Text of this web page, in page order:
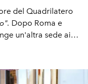
del Quadrilatero
Dopo Roma e
un'altra sede ai
palazzo seicentesco
di Milano.